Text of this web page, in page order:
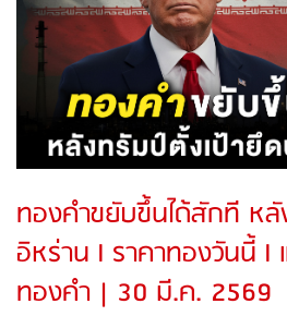
ทองคำขยับขึ้นได้สักที ห
อิหร่าน l ราคาทองวันนี้ l
ทองคำ | 30 มี.ค. 2569